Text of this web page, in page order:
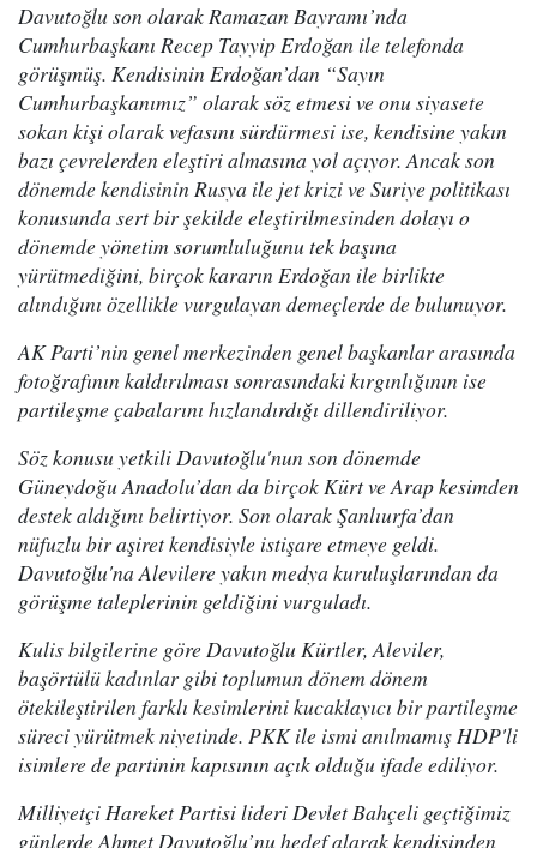
Davutoğlu son olarak Ramazan Bayramı’nda
Cumhurbaşkanı Recep Tayyip Erdoğan ile telefonda
görüşmüş. Kendisinin Erdoğan’dan “Sayın
Cumhurbaşkanımız” olarak söz etmesi ve onu siyasete
sokan kişi olarak vefasını sürdürmesi ise, kendisine yakın
bazı çevrelerden eleştiri almasına yol açıyor. Ancak son
dönemde kendisinin Rusya ile jet krizi ve Suriye politikası
konusunda sert bir şekilde eleştirilmesinden dolayı o
dönemde yönetim sorumluluğunu tek başına
yürütmediğini, birçok kararın Erdoğan ile birlikte
alındığını özellikle vurgulayan demeçlerde de bulunuyor.
AK Parti’nin genel merkezinden genel başkanlar arasında
fotoğrafının kaldırılması sonrasındaki kırgınlığının ise
partileşme çabalarını hızlandırdığı dillendiriliyor.
Söz konusu yetkili Davutoğlu'nun son dönemde
Güneydoğu Anadolu’dan da birçok Kürt ve Arap kesimden
destek aldığını belirtiyor. Son olarak Şanlıurfa’dan
nüfuzlu bir aşiret kendisiyle istişare etmeye geldi.
Davutoğlu'na Alevilere yakın medya kuruluşlarından da
görüşme taleplerinin geldiğini vurguladı.
Kulis bilgilerine göre Davutoğlu Kürtler, Aleviler,
başörtülü kadınlar gibi toplumun dönem dönem
ötekileştirilen farklı kesimlerini kucaklayıcı bir partileşme
süreci yürütmek niyetinde. PKK ile ismi anılmamış HDP'li
isimlere de partinin kapısının açık olduğu ifade ediliyor.
Milliyetçi Hareket Partisi lideri Devlet Bahçeli geçtiğimiz
günlerde Ahmet Davutoğlu’nu hedef alarak kendisinden